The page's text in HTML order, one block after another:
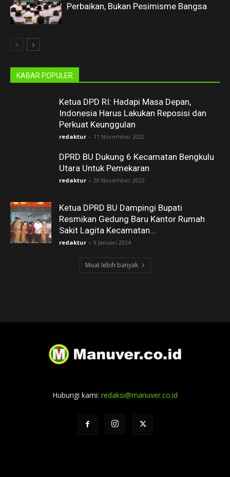
Perbaikan, Bukan Pesimisme Bangsa
KABAR POPULER
Ketua DPD RI: Hadapi Masa Depan,
Indonesia Harus Lakukan Reposisi dan
Perkuat Keunggulan
redaktur - 11 November 2022
DPRD BU Dukung 6 Kecamatan Bengkulu
Utara Untuk Pemekaran
redaktur - 20 November 2023
Ketua DPRD BU Dampingi Bupati
Resmikan Gedung Baru Kantor Rumah
Sakit Lagita Kecamatan...
redaktur - 9 Januari 2024
Muat lebih banyak
Hubungi kami: redaksi@manuver.co.id